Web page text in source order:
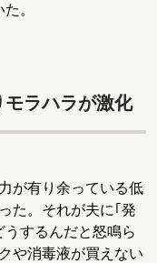
。
モラハラが激化
が有り余っている低
た。それが夫に｢発
するんだと怒鳴ら
や消毒液が買えない